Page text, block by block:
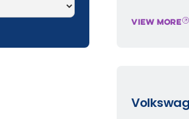
VIEW MORE